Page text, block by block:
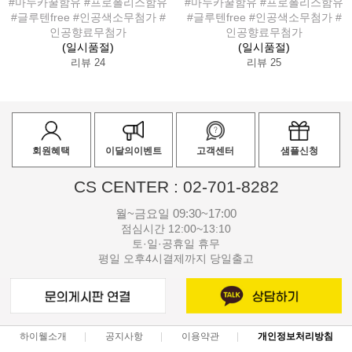
#글루텐free #인공색소무첨가 #
인공향료무첨가
(일시품절)
리뷰 24
#글루텐free #인공색소무첨가 #
인공향료무첨가
(일시품절)
리뷰 25
회원혜택 이달의이벤트 고객센터 샘플신청
CS CENTER : 02-701-8282
월~금요일 09:30~17:00
점심시간 12:00~13:10
토·일·공휴일 휴무
평일 오후4시결제까지 당일출고
하이웰소개 공지사항 이용약관 개인정보처리방침